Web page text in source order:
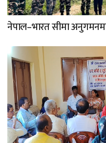
नेपाल–भारत सीमा